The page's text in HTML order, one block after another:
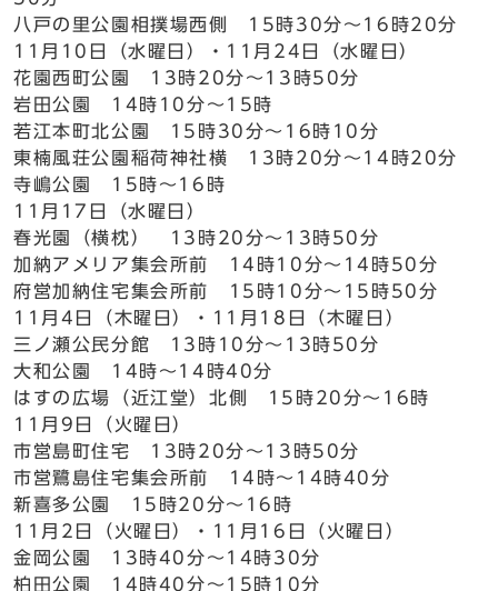
八戸の里公園相撲場西側 15時30分～16時20分
11月10日（水曜日）・11月24日（水曜日）
花園西町公園 13時20分～13時50分
岩田公園 14時10分～15時
若江本町北公園 15時30分～16時10分
東楠風荘公園稲荷神社横 13時20分～14時20分
寺嶋公園 15時～16時
11月17日（水曜日）
春光園（横枕） 13時20分～13時50分
加納アメリア集会所前 14時10分～14時50分
府営加納住宅集会所前 15時10分～15時50分
11月4日（木曜日）・11月18日（木曜日）
三ノ瀬公民分館 13時10分～13時50分
大和公園 14時～14時40分
はすの広場（近江堂）北側 15時20分～16時
11月9日（火曜日）
市営島町住宅 13時20分～13時50分
市営鷺島住宅集会所前 14時～14時40分
新喜多公園 15時20分～16時
11月2日（火曜日）・11月16日（火曜日）
金岡公園 13時40分～14時30分
柏田公園 14時40分～15時10分